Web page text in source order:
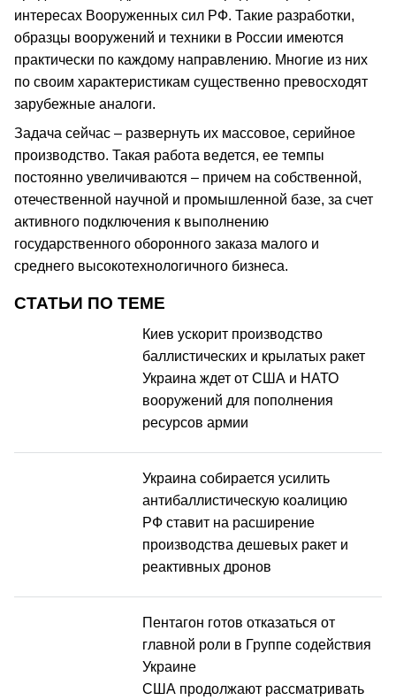
интересах Вооруженных сил РФ. Такие разработки,
образцы вооружений и техники в России имеются
практически по каждому направлению. Многие из них
по своим характеристикам существенно превосходят
зарубежные аналоги.
Задача сейчас – развернуть их массовое, серийное
производство. Такая работа ведется, ее темпы
постоянно увеличиваются – причем на собственной,
отечественной научной и промышленной базе, за счет
активного подключения к выполнению
государственного оборонного заказа малого и
среднего высокотехнологичного бизнеса.
СТАТЬИ ПО ТЕМЕ
Киев ускорит производство
баллистических и крылатых ракет
Украина ждет от США и НАТО
вооружений для пополнения
ресурсов армии
Украина собирается усилить
антибаллистическую коалицию
РФ ставит на расширение
производства дешевых ракет и
реактивных дронов
Пентагон готов отказаться от
главной роли в Группе содействия
Украине
США продолжают рассматривать